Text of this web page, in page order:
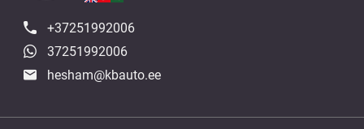
+37251992006
37251992006
hesham@kbauto.ee